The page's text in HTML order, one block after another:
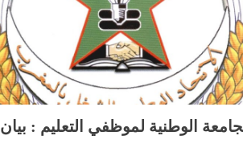
الوطنية لموظفي التعليم : بيان